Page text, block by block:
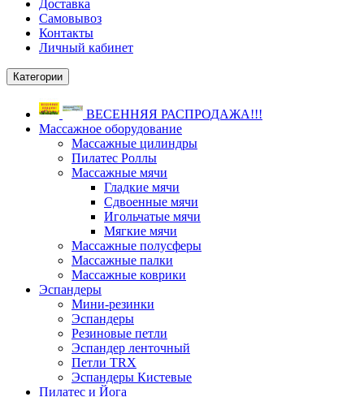
Доставка
Самовывоз
Контакты
Личный кабинет
Категории
ВЕСЕННЯЯ РАСПРОДАЖА!!!
Массажное оборудование
Массажные цилиндры
Пилатес Роллы
Массажные мячи
Гладкие мячи
Сдвоенные мячи
Игольчатые мячи
Мягкие мячи
Массажные полусферы
Массажные палки
Массажные коврики
Эспандеры
Мини-резинки
Эспандеры
Резиновые петли
Эспандер ленточный
Петли TRX
Эспандеры Кистевые
Пилатес и Йога